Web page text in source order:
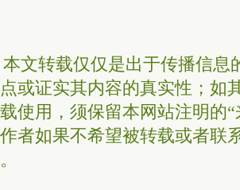
文转载仅仅是出于传播信息
或证实其内容的真实性；如
使用，须保留本网站注明的
者如果不希望被转载或者联